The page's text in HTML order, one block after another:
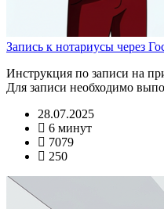
Запись к нотариусы через
Инструкция по записи на
Для записи необходимо
28.07.2025
6 минут
7079
250